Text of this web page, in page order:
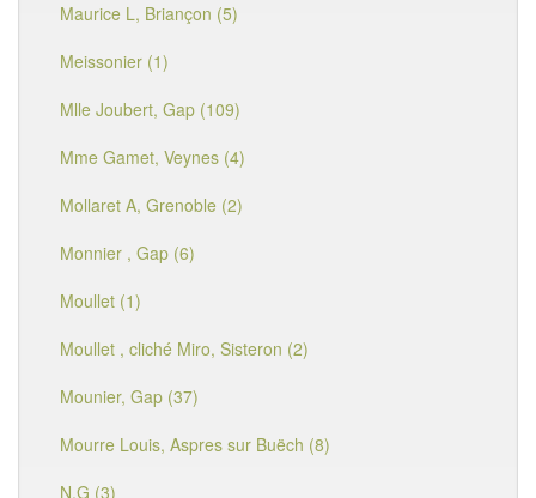
Maurice L, Briançon (5)
Meissonier (1)
Mlle Joubert, Gap (109)
Mme Gamet, Veynes (4)
Mollaret A, Grenoble (2)
Monnier , Gap (6)
Moullet (1)
Moullet , cliché Miro, Sisteron (2)
Mounier, Gap (37)
Mourre Louis, Aspres sur Buëch (8)
N.G (3)